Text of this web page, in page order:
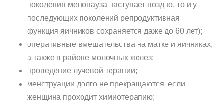
поколения менопауза наступает поздно, то и у
последующих поколений репродуктивная
функция яичников сохраняется даже до 60 лет);
оперативные вмешательства на матке и яичниках,
а также в районе молочных желез;
проведение лучевой терапии;
менструации долго не прекращаются, если
женщина проходит химиотерапию;